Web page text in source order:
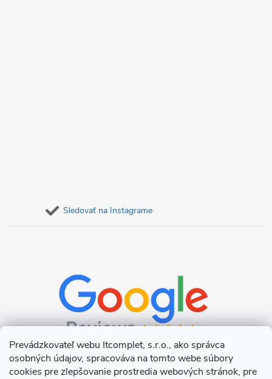
Prevádzkovateľ webu Itcomplet, s.r.o., ako správca
osobných údajov, spracováva na tomto webe súbory
cookies pre zlepšovanie prostredia webových stránok, pre
Sledovať na Instagrame